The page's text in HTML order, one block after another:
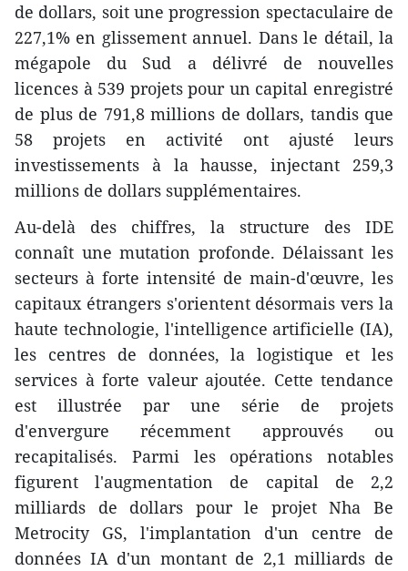
de dollars, soit une progression spectaculaire de
227,1% en glissement annuel. Dans le détail, la
mégapole du Sud a délivré de nouvelles
licences à 539 projets pour un capital enregistré
de plus de 791,8 millions de dollars, tandis que
58 projets en activité ont ajusté leurs
investissements à la hausse, injectant 259,3
millions de dollars supplémentaires.
Au-delà des chiffres, la structure des IDE
connaît une mutation profonde. Délaissant les
secteurs à forte intensité de main-d'œuvre, les
capitaux étrangers s'orientent désormais vers la
haute technologie, l'intelligence artificielle (IA),
les centres de données, la logistique et les
services à forte valeur ajoutée. Cette tendance
est illustrée par une série de projets
d'envergure récemment approuvés ou
recapitalisés. Parmi les opérations notables
figurent l'augmentation de capital de 2,2
milliards de dollars pour le projet Nha Be
Metrocity GS, l'implantation d'un centre de
données IA d'un montant de 2,1 milliards de